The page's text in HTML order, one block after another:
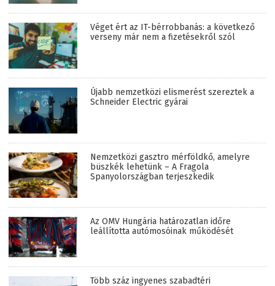
Véget ért az IT-bérrobbanás: a következő
verseny már nem a fizetésekről szól
Újabb nemzetközi elismerést szereztek a
Schneider Electric gyárai
Nemzetközi gasztro mérföldkő, amelyre
büszkék lehetünk – A Fragola
Spanyolországban terjeszkedik
Az OMV Hungária határozatlan időre
leállította autómosóinak működését
Több száz ingyenes szabadtéri